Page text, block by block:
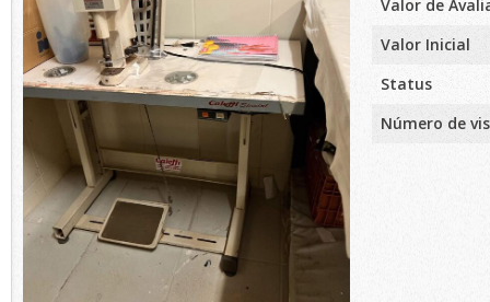
Valor de
Valor Inicial
Status
Número de